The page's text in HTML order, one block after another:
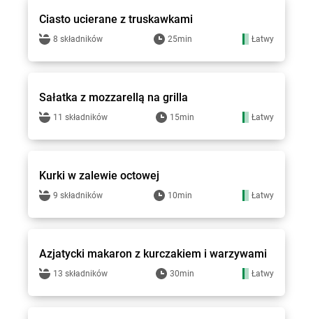
Ciasto ucierane z truskawkami
8 składników 25min Łatwy
Groszek - przepisy
Sałatka z mozzarellą na grilla
11 składników 15min Łatwy
Groszek - przepisy
Kurki w zalewie octowej
9 składników 10min Łatwy
Groszek - przepisy
Azjatycki makaron z kurczakiem i warzywami
13 składników 30min Łatwy
Groszek - przepisy